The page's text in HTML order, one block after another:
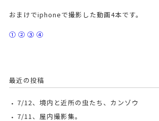
おまけでiphoneで撮影した動画4本です。
① ② ③ ④
最近の投稿
7/12、境内と近所の虫たち、カンゾウ
7/11、屋内撮影集。